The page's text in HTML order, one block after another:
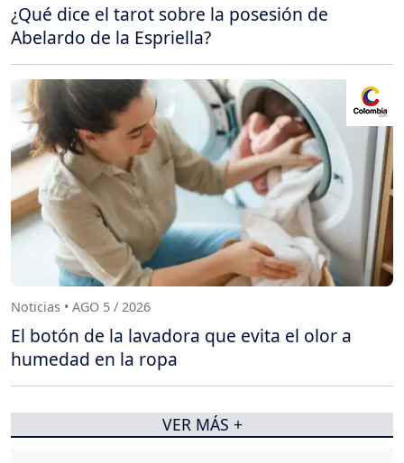
¿Qué dice el tarot sobre la posesión de
Abelardo de la Espriella?
Noticias • AGO 5 / 2026
El botón de la lavadora que evita el olor a
humedad en la ropa
VER MÁS +